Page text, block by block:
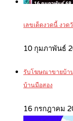
เลขเด็ดงวดนี้ งว
10 กุมภาพันธ์
รับโฆษณาขายบ้า
บ้านมือสอง
16 กรกฎาคม